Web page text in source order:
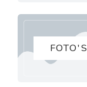
FOTO'S